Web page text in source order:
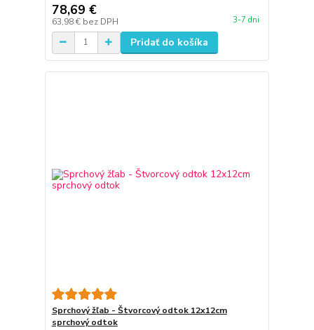
78,69 €
63,98 € bez DPH 3-7 dni
Pridať do košíka
Sprchový žľab - Štvorcový odtok 12x12cm
sprchový odtok